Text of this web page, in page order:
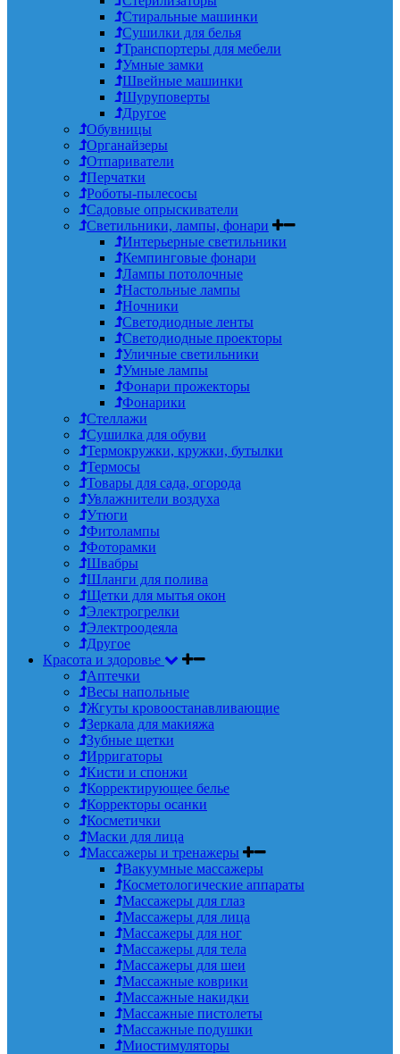
Стиральные машинки
Сушилки для белья
Транспортеры для мебели
Умные замки
Швейные машинки
Шуруповерты
Другое
Обувницы
Органайзеры
Отпариватели
Перчатки
Роботы-пылесосы
Садовые опрыскиватели
Светильники, лампы, фонари
Интерьерные светильники
Кемпинговые фонари
Лампы потолочные
Настольные лампы
Ночники
Светодиодные ленты
Светодиодные проекторы
Уличные светильники
Умные лампы
Фонари прожекторы
Фонарики
Стеллажи
Сушилка для обуви
Термокружки, кружки, бутылки
Термосы
Товары для сада, огорода
Увлажнители воздуха
Утюги
Фитолампы
Фоторамки
Швабры
Шланги для полива
Щетки для мытья окон
Электрогрелки
Электроодеяла
Другое
Красота и здоровье
Аптечки
Весы напольные
Жгуты кровоостанавливающие
Зеркала для макияжа
Зубные щетки
Ирригаторы
Кисти и спонжи
Корректирующее белье
Корректоры осанки
Косметички
Маски для лица
Массажеры и тренажеры
Вакуумные массажеры
Косметологические аппараты
Массажеры для глаз
Массажеры для лица
Массажеры для ног
Массажеры для тела
Массажеры для шеи
Массажные коврики
Массажные накидки
Массажные пистолеты
Массажные подушки
Миостимуляторы